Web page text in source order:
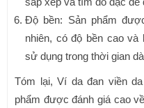
Độ bền: Sản phẩm
nhiên, có độ bền cao
sử dụng trong thời gian
Tóm lại, Ví da đan viền
phẩm được đánh giá cao